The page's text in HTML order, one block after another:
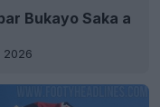
Bukayo Saka a
2026